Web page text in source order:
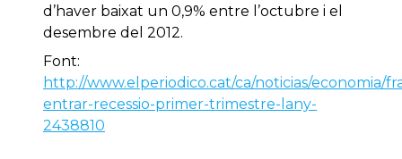
d’haver baixat un 0,9% entre l’octubre i el
desembre del 2012.
Font:
http://www.elperiodico.cat/ca/noticias/economia/
entrar-recessio-primer-trimestre-lany-
2438810